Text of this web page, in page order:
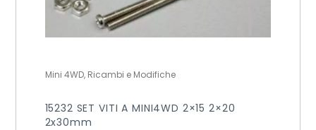
Mini 4WD, Ricambi e Modifiche
15232 SET VITI A MINI4WD 2×15 2×20
2x30mm